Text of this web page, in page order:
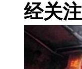
经关注